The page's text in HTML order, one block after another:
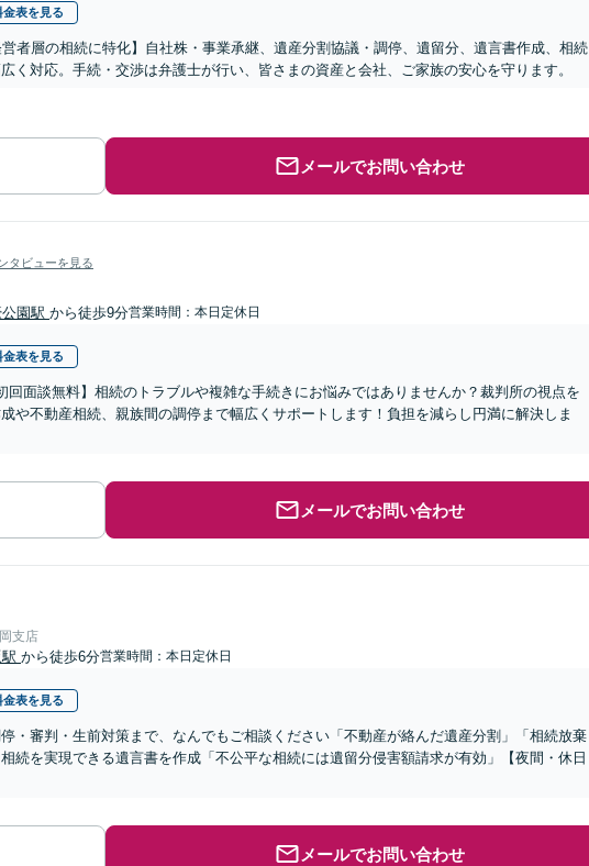
金表を見る
営者層の相続に特化】自社株・事業承継、遺産分割協議・調停、遺留分、遺言書作成、相続
く対応。手続・交渉は弁護士が行い、皆さまの資産と会社、ご家族の安心を守ります。
メールでお問い合わせ
タビューを見る
園駅 から徒歩9分営業時間：本日定休日
金表を見る
回面談無料】相続のトラブルや複雑な手続きにお悩みではありませんか？裁判所の視点を
や不動産相続、親族間の調停まで幅広くサポートします！負担を減らし円満に解決しま
メールでお問い合わせ
支店
から徒歩6分営業時間：本日定休日
金表を見る
停・審判・生前対策まで、なんでもご相談ください「不動産が絡んだ遺産分割」「相続放棄
続を実現できる遺言書を作成「不公平な相続には遺留分侵害額請求が有効」【夜間・休日
メールでお問い合わせ